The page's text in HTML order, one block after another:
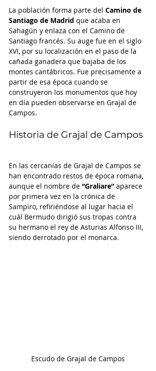
La población forma parte del Camino de
Santiago de Madrid que acaba en
Sahagún y enlaza con el Camino de
Santiago francés. Su auge fue en el siglo
XVI, por su localización en el paso de la
cañada ganadera que bajaba de los
montes cantábricos. Fue precisamente a
partir de esa época cuando se
construyeron los monumentos que hoy
en día pueden observarse en Grajal de
Campos.
Historia de Grajal de Campos
En las cercanías de Grajal de Campos se
han encontrado restos de época romana,
aunque el nombre de “Graliare” aparece
por primera vez en la crónica de
Sampiro, refiriéndose al lugar hacia el
cuál Bermudo dirigió sus tropas contra
su hermano el rey de Asturias Alfonso III,
siendo derrotado por el monarca.
Escudo de Grajal de Campos